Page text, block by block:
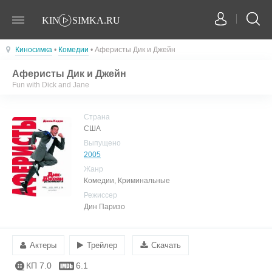
Киносимка • Комедии • Аферисты Дик и Джейн
Аферисты Дик и Джейн
Fun with Dick and Jane
Страна
США
Выпущено
2005
Жанр
Комедии, Криминальные
Режиссер
Дин Паризо
Актеры Трейлер Скачать
КП 7.0 6.1